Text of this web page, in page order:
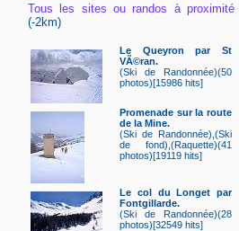
Tous les sites ou randos à proximité
(-2km)
Le Queyron par St
VÃ©ran.
(Ski de Randonnée)(50
photos)[15986 hits]
Promenade sur la route
de la Mine.
(Ski de Randonnée),(Ski
de fond),(Raquette)(41
photos)[19119 hits]
Le col du Longet par
Fontgillarde.
(Ski de Randonnée)(28
photos)[32549 hits]